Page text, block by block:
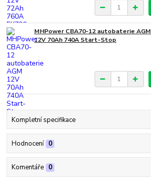
MHPower CBA70-12 autobaterie AGM
12V 70Ah 740A Start-Stop
Kompletní specifikace
Hodnocení 0
Komentáře 0